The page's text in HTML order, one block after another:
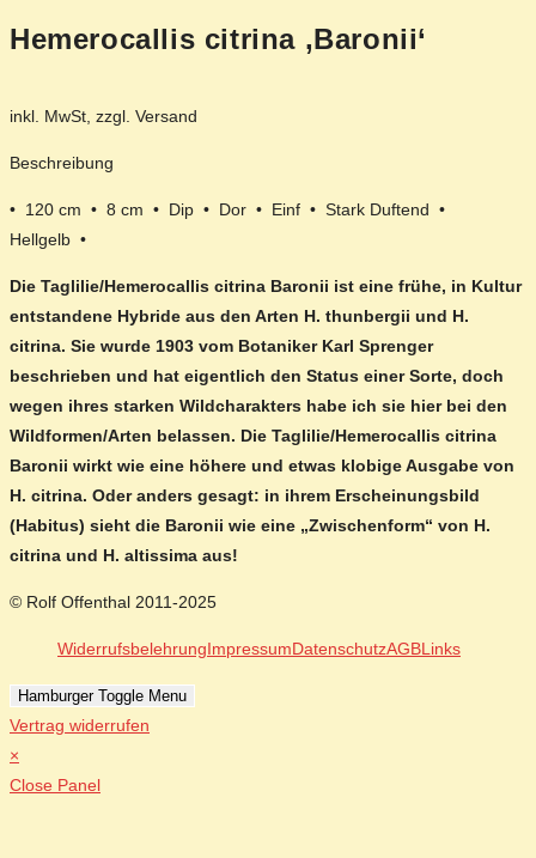
Hemerocallis citrina ‚Baronii‘
inkl. MwSt, zzgl. Versand
Beschreibung
• 120 cm • 8 cm • Dip • Dor • Einf • Stark Duftend •
Hellgelb •
Die Taglilie/Hemerocallis citrina Baronii ist eine frühe, in Kultur
entstandene Hybride aus den Arten H. thunbergii und H.
citrina. Sie wurde 1903 vom Botaniker Karl Sprenger
beschrieben und hat eigentlich den Status einer Sorte, doch
wegen ihres starken Wildcharakters habe ich sie hier bei den
Wildformen/Arten belassen. Die Taglilie/Hemerocallis citrina
Baronii wirkt wie eine höhere und etwas klobige Ausgabe von
H. citrina. Oder anders gesagt: in ihrem Erscheinungsbild
(Habitus) sieht die Baronii wie eine „Zwischenform“ von H.
citrina und H. altissima aus!
© Rolf Offenthal 2011-2025
WiderrufsbelehrungImpressumDatenschutzAGBLinks
Hamburger Toggle Menu
Vertrag widerrufen
×
Close Panel